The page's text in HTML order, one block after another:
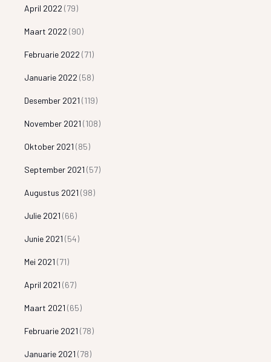
April 2022 (79)
Maart 2022 (90)
Februarie 2022 (71)
Januarie 2022 (58)
Desember 2021 (119)
November 2021 (108)
Oktober 2021 (85)
September 2021 (57)
Augustus 2021 (98)
Julie 2021 (66)
Junie 2021 (54)
Mei 2021 (71)
April 2021 (67)
Maart 2021 (65)
Februarie 2021 (78)
Januarie 2021 (78)